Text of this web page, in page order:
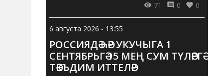
71 0 0
6 августа 2026 - 13:55
РОССИЯДӘ ҺӘР УКУЧЫГА 1
СЕНТЯБРЬГӘ 15 МЕҢ СУМ ТҮЛӘРГӘ
ТӘКЪДИМ ИТТЕЛӘР